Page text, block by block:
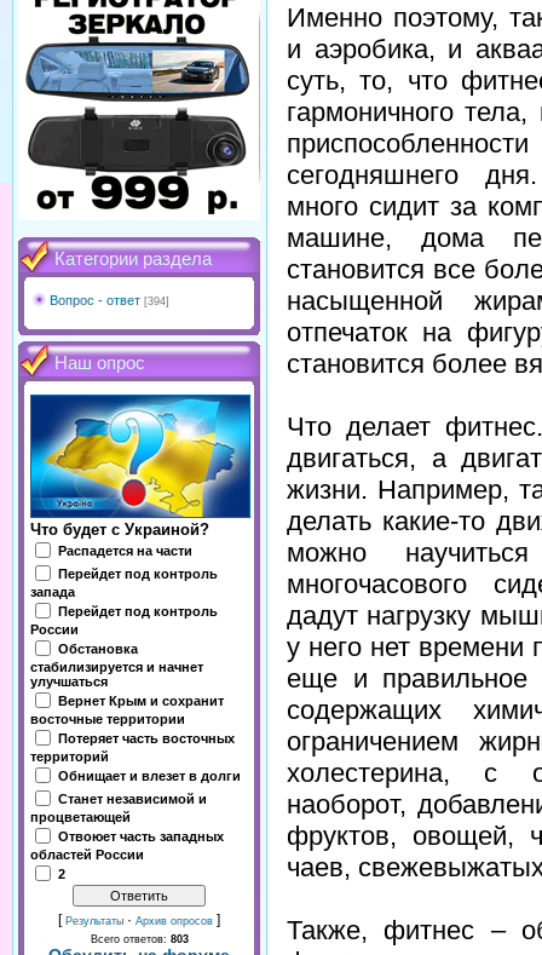
Категории раздела
Вопрос - ответ [394]
Наш опрос
Что будет с Украиной?
Распадется на части
Перейдет под контроль
запада
Перейдет под контроль
России
Обстановка
стабилизируется и начнет
улучшаться
Вернет Крым и сохранит
восточные территории
Потеряет часть восточных
территорий
Обнищает и влезет в долги
Станет независимой и
процветающей
Отвоюет часть западных
областей России
2
[ Результаты · Архив опросов ]
Всего ответов: 803
Именно поэтому,
и аэробика, и
суть, то, что
гармоничного
сегодняшнего
много сидит за
машине, дома
становится все
насыщенной
отпечаток на
становится более
Что делает
двигаться, а
жизни. Например,
делать какие-то
можно
многочасового
дадут нагрузку
у него нет времени
еще и правильное
содержащих
ограничением
холестерина, с
наоборот,
фруктов, овощей,
чаев,
Также, фитнес –